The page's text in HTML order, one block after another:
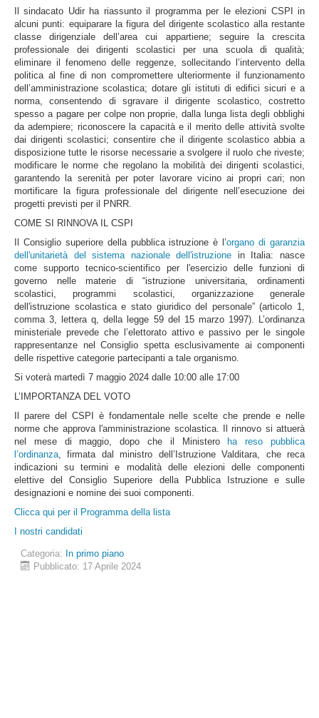
Il sindacato Udir ha riassunto il programma per le elezioni CSPI in
alcuni punti: equiparare la figura del dirigente scolastico alla restante
classe dirigenziale dell’area cui appartiene; seguire la crescita
professionale dei dirigenti scolastici per una scuola di qualità;
eliminare il fenomeno delle reggenze, sollecitando l’intervento della
politica al fine di non compromettere ulteriormente il funzionamento
dell’amministrazione scolastica; dotare gli istituti di edifici sicuri e a
norma, consentendo di sgravare il dirigente scolastico, costretto
spesso a pagare per colpe non proprie, dalla lunga lista degli obblighi
da adempiere; riconoscere la capacità e il merito delle attività svolte
dai dirigenti scolastici; consentire che il dirigente scolastico abbia a
disposizione tutte le risorse necessarie a svolgere il ruolo che riveste;
modificare le norme che regolano la mobilità dei dirigenti scolastici,
garantendo la serenità per poter lavorare vicino ai propri cari; non
mortificare la figura professionale del dirigente nell’esecuzione dei
progetti previsti per il PNRR.
COME SI RINNOVA IL CSPI
Il Consiglio superiore della pubblica istruzione è l’organo di garanzia
dell'unitarietà del sistema nazionale dell'istruzione in Italia: nasce
come supporto tecnico-scientifico per l'esercizio delle funzioni di
governo nelle materie di “istruzione universitaria, ordinamenti
scolastici, programmi scolastici, organizzazione generale
dell'istruzione scolastica e stato giuridico del personale” (articolo 1,
comma 3, lettera q, della legge 59 del 15 marzo 1997). L’ordinanza
ministeriale prevede che l’elettorato attivo e passivo per le singole
rappresentanze nel Consiglio spetta esclusivamente ai componenti
delle rispettive categorie partecipanti a tale organismo.
Si voterà martedì 7 maggio 2024 dalle 10:00 alle 17:00
L’IMPORTANZA DEL VOTO
Il parere del CSPI è fondamentale nelle scelte che prende e nelle
norme che approva l'amministrazione scolastica. Il rinnovo si attuerà
nel mese di maggio, dopo che il Ministero
ha reso pubblica
l’ordinanza, firmata dal ministro dell’Istruzione Valditara, che reca
indicazioni su termini e modalità delle elezioni delle componenti
elettive del Consiglio Superiore della Pubblica Istruzione e sulle
designazioni e nomine dei suoi componenti.
Clicca qui per il Programma della lista
I nostri candidati
Categoria: In primo piano
Pubblicato: 17 Aprile 2024